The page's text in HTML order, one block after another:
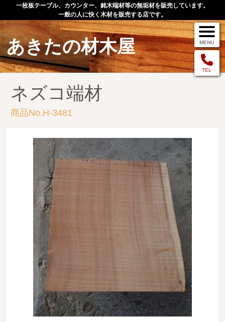
一枚板テーブル、カウンター、銘木端材等の無垢材を販売しています。
一般の人に快く木材を販売する店です。
あきたの材木屋
TEL
MENU
メニュー
TOP
作品例
手作りオーダー家具
店舗案内
お問い合わせ
お客様の声
お買い物の流れ
送料・お支払い方法について
ご注文前の注意点
before ordering
一枚板を直販できる店
ネズコ端材
商品No.H-3481